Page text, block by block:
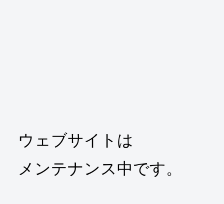
ウェブサイトは
メンテナンス中です。